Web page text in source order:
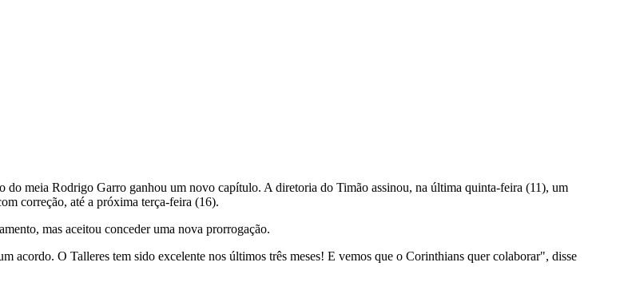
do meia Rodrigo Garro ganhou um novo capítulo. A diretoria do Timão assinou, na última quinta-feira (11), um
correção, até a próxima terça-feira (16).
mas aceitou conceder uma nova prorrogação.
acordo. O Talleres tem sido excelente nos últimos três meses! E vemos que o Corinthians quer colaborar", disse